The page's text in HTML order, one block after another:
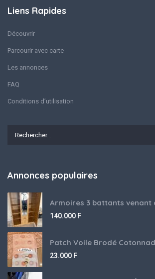
Liens Rapides
Découvrir
Parcourir avec carte
Les annonces
FAQ
Conditions d’utilisation
Annonces populaires
140.000 F
23.000 F